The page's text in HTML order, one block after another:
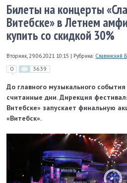
Билеты на концерты
Витебске» в Летнем
купить со скидкой 30%
Вторник, 29.06.2021 10:15 | Рубрика: Славянский
0 3639
До главного музыкального
считанные дни. Дирекция
Витебске» запускает финальную
«Витебск».